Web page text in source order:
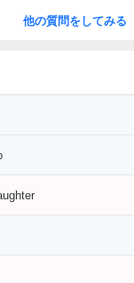
他の質問をしてみる